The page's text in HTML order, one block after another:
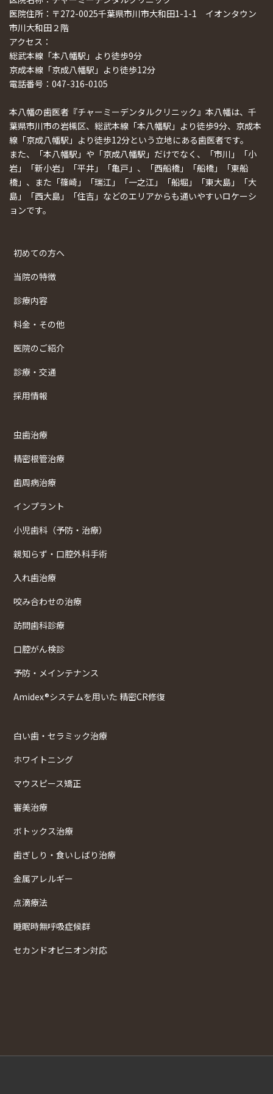
医院住所：〒272-0025千葉県市川市大和田1-1-1 イオンタウン
市川大和田２階
アクセス：
総武本線「本八幡駅」より徒歩9分
京成本線「京成八幡駅」より徒歩12分
電話番号：047-316-0105
本八幡の歯医者『チャーミーデンタルクリニック』本八幡は、千
葉県市川市の岩槻区、総武本線「本八幡駅」より徒歩9分、京成本
線「京成八幡駅」より徒歩12分という立地にある歯医者です。
また、「本八幡駅」や「京成八幡駅」だけでなく、「市川」「小
岩」「新小岩」「平井」「亀戸」、「西船橋」「船橋」「東船
橋」、また「篠崎」「瑞江」「一之江」「船堀」「東大島」「大
島」「西大島」「住吉」などのエリアからも通いやすいロケーシ
ョンです。
初めての方へ
当院の特徴
診療内容
料金・その他
医院のご紹介
診療・交通
採用情報
虫歯治療
精密根管治療
歯周病治療
インプラント
小児歯科（予防・治療）
親知らず・口腔外科手術
入れ歯治療
咬み合わせの治療
訪問歯科診療
口腔がん検診
予防・メインテナンス
Amidex®システムを用いた 精密CR修復
白い歯・セラミック治療
ホワイトニング
マウスピース矯正
審美治療
ボトックス治療
歯ぎしり・食いしばり治療
金属アレルギー
点滴療法
睡眠時無呼吸症候群
セカンドオピニオン対応